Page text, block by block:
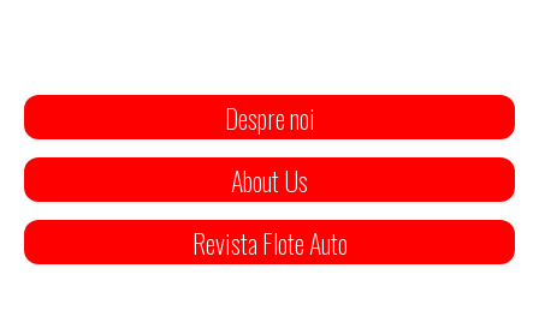
Despre noi
About Us
Revista Flote Auto